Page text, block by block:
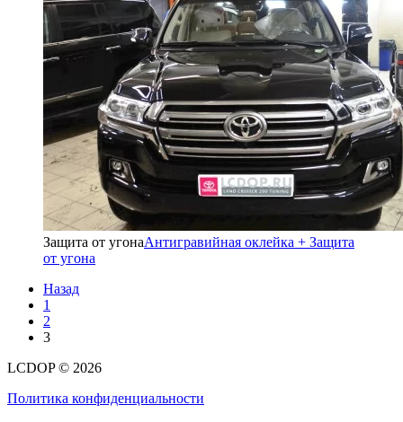
Защита от угонаАнтигравийная оклейка + Защита
от угона
Назад
1
2
3
LCDOP © 2026
Политика конфиденциальности